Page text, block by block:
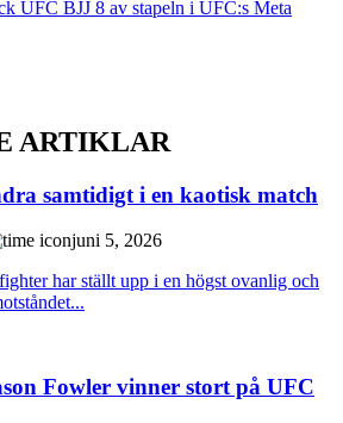
UFC BJJ 8 av stapeln i UFC:s Meta
ARTIKLAR
samtidigt i en kaotisk match
juni 5, 2026
har ställt upp i en högst ovanlig och
Fowler vinner stort på UFC